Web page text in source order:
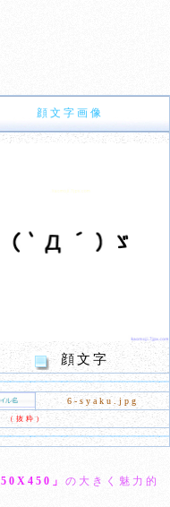
顔文字画像
顔文字
6-syaku.jpg
（抜粋）
」 の大きく魅力的